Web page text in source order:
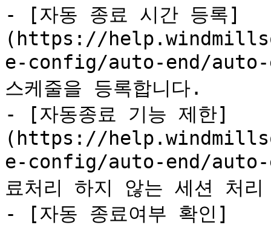
- [자동 종료 시간 등록]
(https://
e-config/auto-end/auto-
스케줄을 등록합니다.
- [자동종료 기능 제한]
(https://
e-config/auto-end/
료처리 하지 않는 세션 처리
- [자동 종료여부 확인]